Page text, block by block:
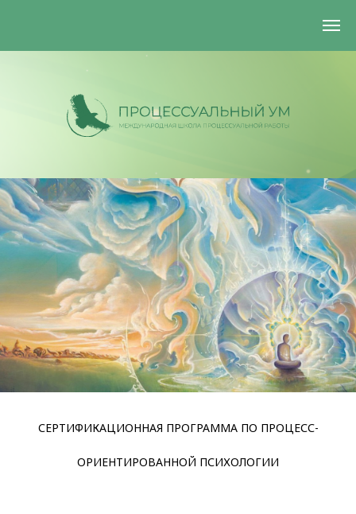
processmindcommunity@gmail.com
+7 (925) 884-29-93
СЕРТИФИКАЦИОННАЯ ПРОГРАММА ПО ПРОЦЕСС-
ОРИЕНТИРОВАННОЙ ПСИХОЛОГИИ